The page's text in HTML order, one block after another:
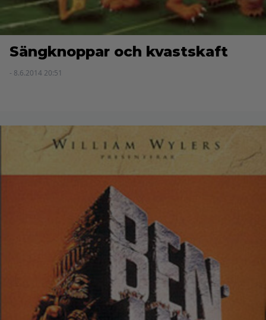
Sängknoppar och kvastskaft
- 8.6.2014 20:51